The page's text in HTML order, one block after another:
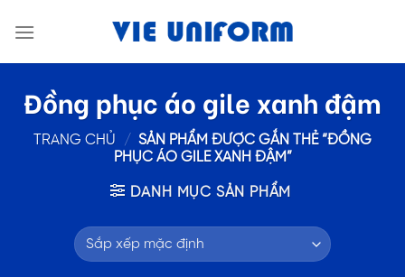
Đồng phục áo gile xanh đậm
TRANG CHỦ / SẢN PHẨM ĐƯỢC GẮN THẺ “ĐỒNG
PHỤC ÁO GILE XANH ĐẬM”
DANH MỤC SẢN PHẨM